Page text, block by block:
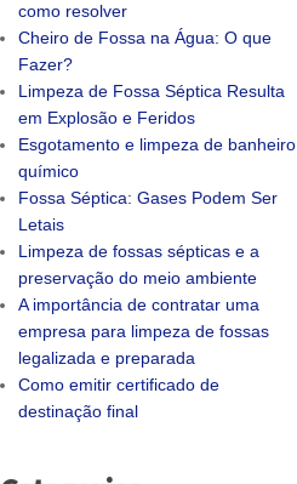
como resolver
Cheiro de Fossa na Água: O que
Fazer?
Limpeza de Fossa Séptica Resulta
em Explosão e Feridos
Esgotamento e limpeza de banheiro
químico
Fossa Séptica: Gases Podem Ser
Letais
Limpeza de fossas sépticas e a
preservação do meio ambiente
A importância de contratar uma
empresa para limpeza de fossas
legalizada e preparada
Como emitir certificado de
destinação final